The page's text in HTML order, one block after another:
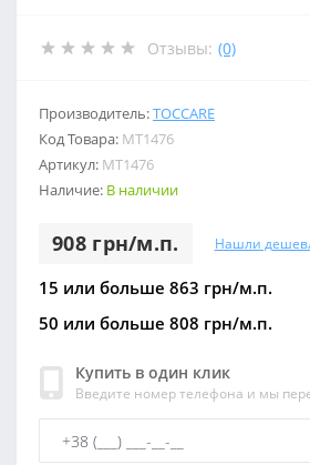
Отзывы: (0)
Производитель:TOCCARE
Код Товара: МТ1476
Артикул: МТ1476
Наличие: В наличии
908 грн/м.п. Нашли
15 или больше 863 грн/м.п.
50 или больше 808 грн/м.п.
Купить в один клик
Введите номер телефона и мы